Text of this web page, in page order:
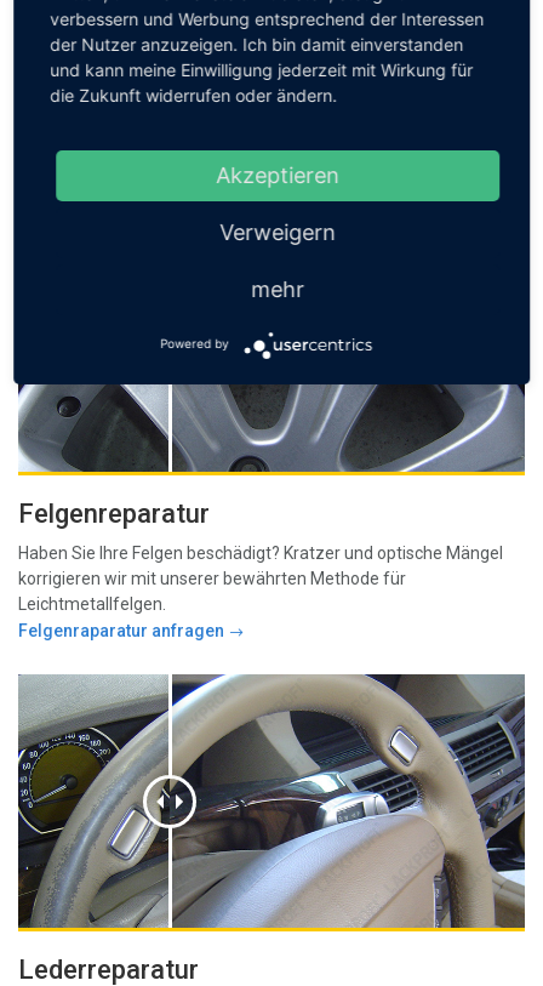
Kratzer- & Dellenentfernung
Wir entfernen Kratzer und Dellen im Innen- und Aussenbereich
steigert den Wert Ihres Wagens.
Felgenreparatur
Haben Sie Ihre Felgen beschädigt? Kratzer und optische Mängel
korrigieren wir mit unserer bewährten Methode für
Leichtmetallfelgen.
Felgenraparatur anfragen
Lederreparatur
verbessern und Werbung entsprechend der Interessen
der Nutzer anzuzeigen. Ich bin damit einverstanden
und kann meine Einwilligung jederzeit mit Wirkung für
die Zukunft widerrufen oder ändern.
Akzeptieren
Verweigern
mehr
Powered by